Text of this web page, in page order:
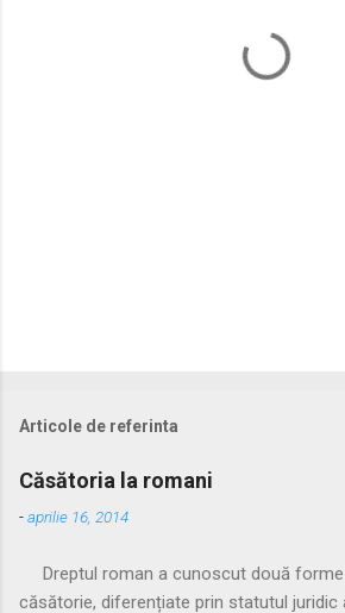
Articole de referinta
Căsătoria la romani
-aprilie 16, 2014
Dreptul roman a cunoscut două forme
căsătorie, diferențiate prin statutul juridic